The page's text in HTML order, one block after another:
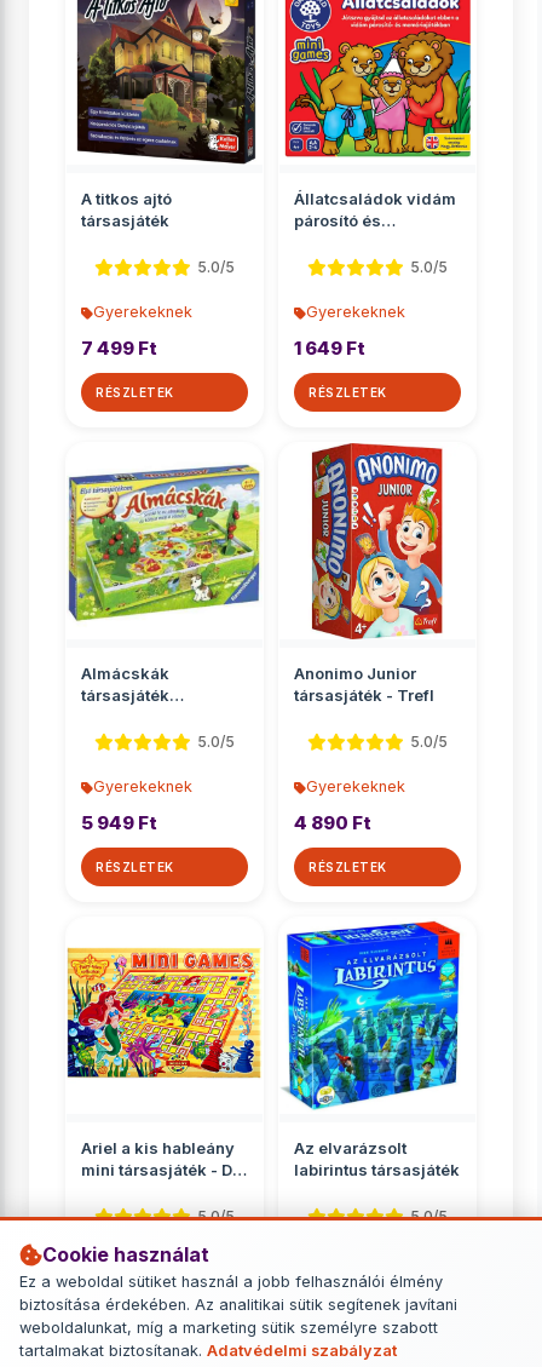
Cookie használat
Ez a weboldal sütiket használ a jobb felhasználói élmény
biztosítása érdekében. Az analitikai sütik segítenek javítani
weboldalunkat, míg a marketing sütik személyre szabott
tartalmakat biztosítanak. Adatvédelmi szabályzat
A titkos ajtó
társasjáték
5.0/5
Gyerekeknek
7 499 Ft
RÉSZLETEK
Állatcsaládok vidám
párosító és
5.0/5
Gyerekeknek
1 649 Ft
RÉSZLETEK
Almácskák
társasjáték
Ravensburger 5.0/5
Gyerekeknek
5 949 Ft
RÉSZLETEK
Anonimo Junior
társasjáték - Trefl
5.0/5
Gyerekeknek
4 890 Ft
RÉSZLETEK
Ariel a kis hableány
mini társasjáték - D-
5.0/5
Gyerekeknek
890 Ft
RÉSZLETEK
Az elvarázsolt
labirintus társasjáték
5.0/5
11 449 Ft
RÉSZLETEK